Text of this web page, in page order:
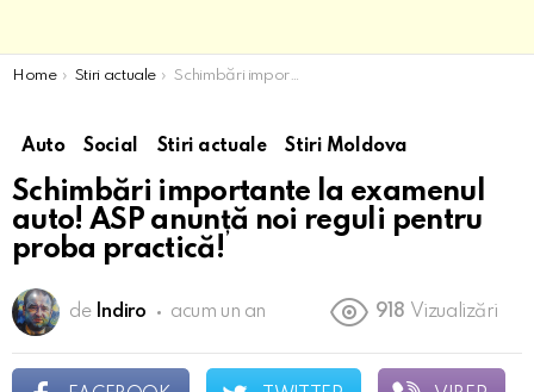
You are here:
Home Stiri actuale Schimbări importante la examenul auto! ASP anunță noi reguli pentru proba practică!
Auto Social Stiri actuale Stiri Moldova
Schimbări importante la examenul
auto! ASP anunță noi reguli pentru
proba practică!
de Indiro acum un an 918 Vizualizări